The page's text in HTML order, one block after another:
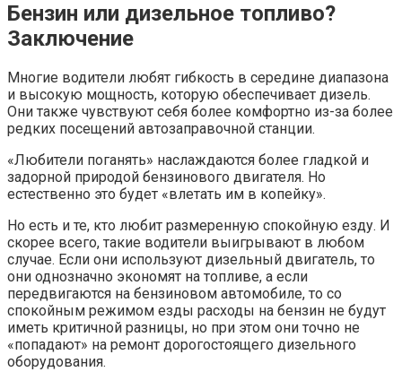
Бензин или дизельное топливо?
Заключение
Многие водители любят гибкость в середине диапазона
и высокую мощность, которую обеспечивает дизель.
Они также чувствуют себя более комфортно из-за более
редких посещений автозаправочной станции.
«Любители поганять» наслаждаются более гладкой и
задорной природой бензинового двигателя. Но
естественно это будет «влетать им в копейку».
Но есть и те, кто любит размеренную спокойную езду. И
скорее всего, такие водители выигрывают в любом
случае. Если они используют дизельный двигатель, то
они однозначно экономят на топливе, а если
передвигаются на бензиновом автомобиле, то со
спокойным режимом езды расходы на бензин не будут
иметь критичной разницы, но при этом они точно не
«попадают» на ремонт дорогостоящего дизельного
оборудования.